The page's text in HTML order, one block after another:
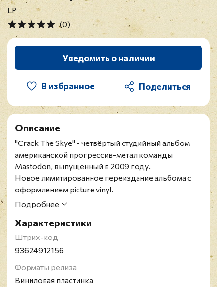
LP
(0)
Уведомить о наличии
В избранное
Описание
"Crack The Skye" - четвёртый студийный альбом
американской прогрессив-метал команды
Mastodon, выпущенный в 2009 году.
Новое лимитированное переиздание альбома с
оформлением picture vinyl.
Американская метал-группа Mastodon была
коллектив играл прогрессив-сладж-метал, хотя
позже пришёл к прогрессив-металу. Наряду с
Lamb Of God, Mastodon считается лидером "новой
Подробнее
Характеристики
Штрих-код
93624912156
Форматы релиза
Виниловая пластинка